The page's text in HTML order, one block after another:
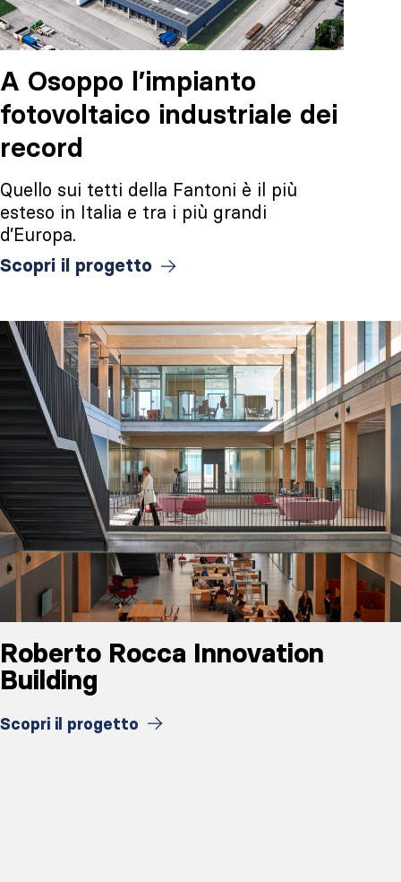
A Osoppo l’impianto
fotovoltaico industriale dei
record
Quello sui tetti della Fantoni è il più
esteso in Italia e tra i più grandi
d’Europa.
Scopri il progetto
Roberto Rocca Innovation
Building
Scopri il progetto